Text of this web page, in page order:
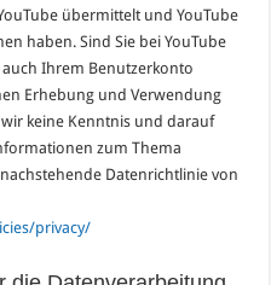
übermittelt und YouTube
haben. Sind Sie bei YouTube
Ihrem Benutzerkonto
Erhebung und Verwendung
keine Kenntnis und darauf
zum Thema
Datenrichtlinie von
privacy/